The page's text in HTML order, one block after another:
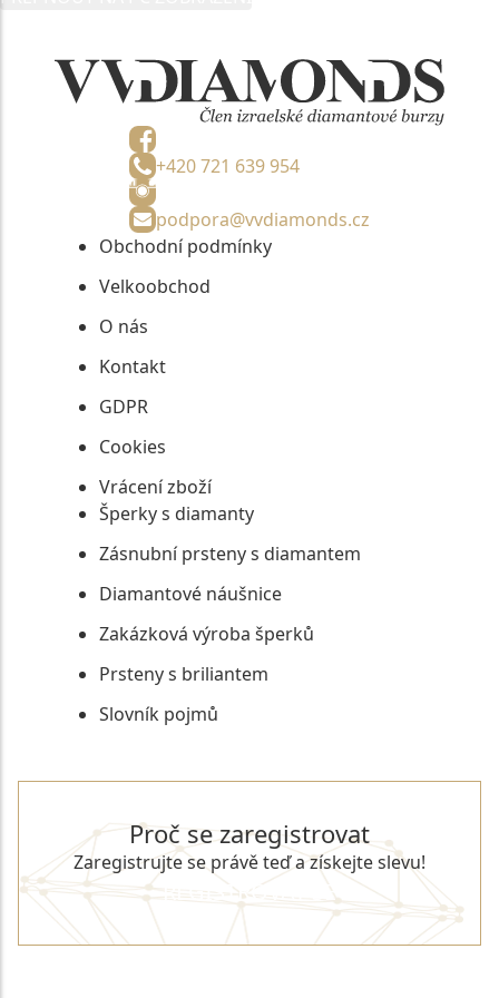
+420 721 639 954
podpora@vvdiamonds.cz
Obchodní podmínky
Velkoobchod
O nás
Kontakt
GDPR
Cookies
Vrácení zboží
Šperky s diamanty
Zásnubní prsteny s diamantem
Diamantové náušnice
Zakázková výroba šperků
Prsteny s briliantem
Slovník pojmů
Proč se zaregistrovat
Zaregistrujte se právě teď a získejte slevu!
REGISTROVAT SE